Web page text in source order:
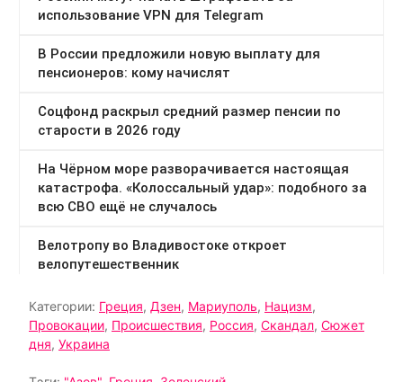
Категории: Греция, Дзен, Мариуполь, Нацизм,
Провокации, Происшествия, Россия, Скандал, Сюжет
дня, Украина